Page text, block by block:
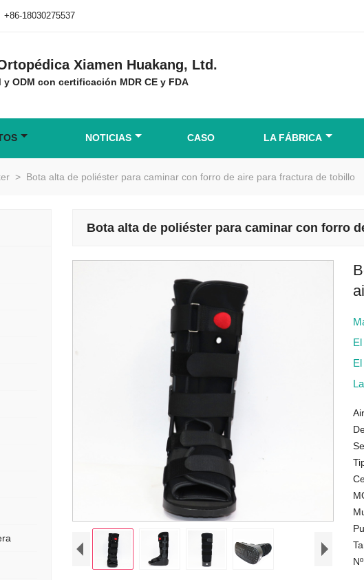
+86-18030275537
Xiamen Huakang, Ltd.
y ODM con certificación MDR CE y FDA
NOTICIAS CASO LA FÁBRICA
> Bota alta de poliéster para caminar con forro de aire para fractura de tobillo
Bota alta de poliéster para caminar con forro